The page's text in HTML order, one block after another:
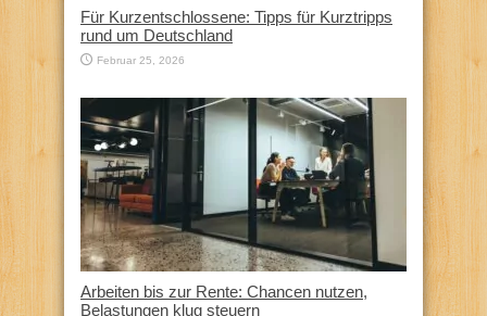
Für Kurzentschlossene: Tipps für Kurztripps
rund um Deutschland
Februar 25, 2026
Arbeiten bis zur Rente: Chancen nutzen,
Belastungen klug steuern